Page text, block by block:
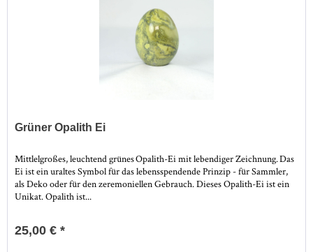
Grüner Opalith Ei
Mittlelgroßes, leuchtend grünes Opalith-Ei mit lebendiger Zeichnung. Das
Ei ist ein uraltes Symbol für das lebensspendende Prinzip - für Sammler,
als Deko oder für den zeremoniellen Gebrauch. Dieses Opalith-Ei ist ein
Unikat. Opalith ist...
25,00 € *